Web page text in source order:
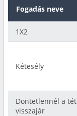
Fogadás neve
1X2
Kétesély
Döntetlennél a tét
visszajár